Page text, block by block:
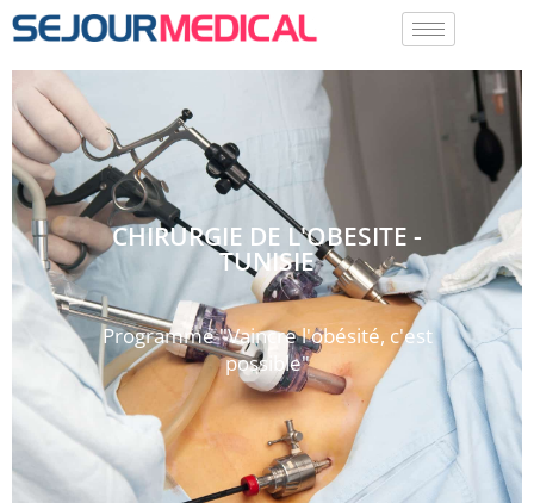
CHIRURGIE DE L'OBESITE -
TUNISIE
Programme "Vaincre l'obésité, c'est
possible"